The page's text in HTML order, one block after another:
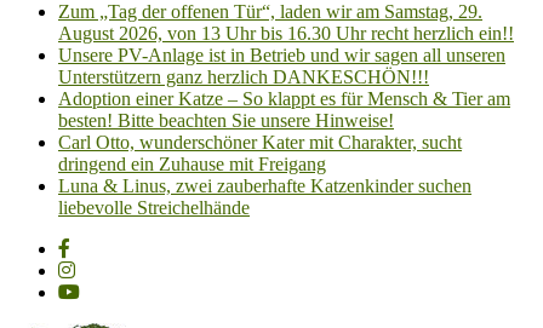
Zum „Tag der offenen Tür“, laden wir am Samstag, 29.
August 2026, von 13 Uhr bis 16.30 Uhr recht herzlich ein!!
Unsere PV-Anlage ist in Betrieb und wir sagen all unseren
Unterstützern ganz herzlich DANKESCHÖN!!!
Adoption einer Katze – So klappt es für Mensch & Tier am
besten! Bitte beachten Sie unsere Hinweise!
Carl Otto, wunderschöner Kater mit Charakter, sucht
dringend ein Zuhause mit Freigang
Luna & Linus, zwei zauberhafte Katzenkinder suchen
liebevolle Streichelhände